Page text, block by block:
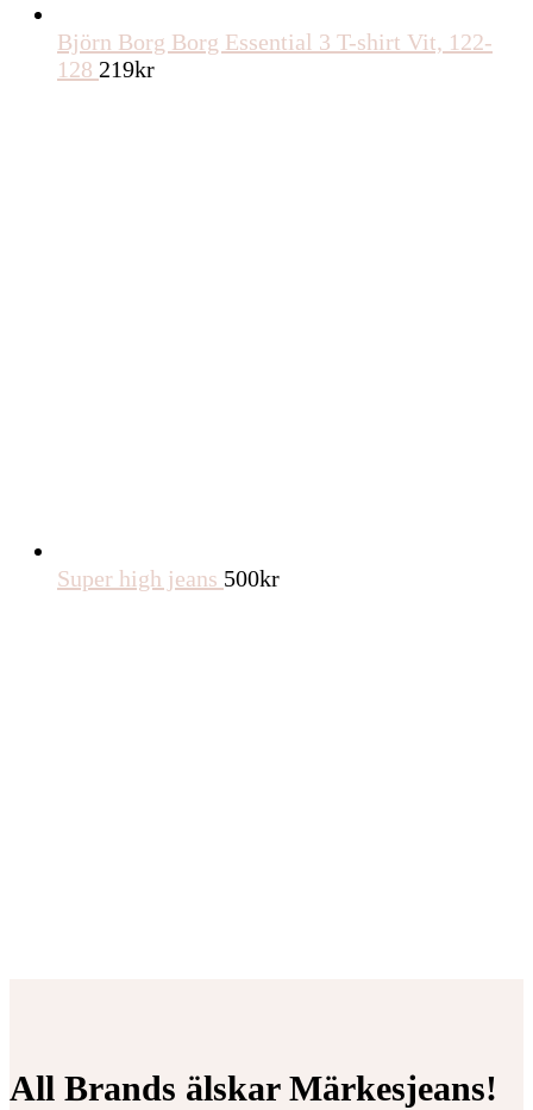
Björn Borg Borg Essential 3 T-shirt Vit, 122-
128 219kr
Super high jeans 500kr
All Brands älskar Märkesjeans!